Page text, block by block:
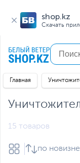
shop.kz
Скачать
Главная
15 товаров
по новизне